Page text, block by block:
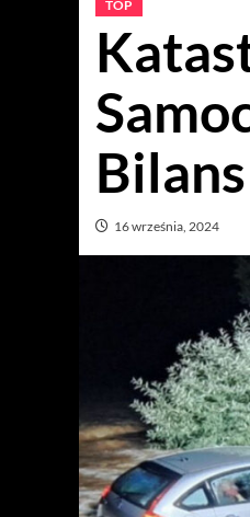
TOP
16 września, 2024